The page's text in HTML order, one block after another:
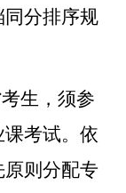
同分排序规
生，须参
考试。依
则分配专